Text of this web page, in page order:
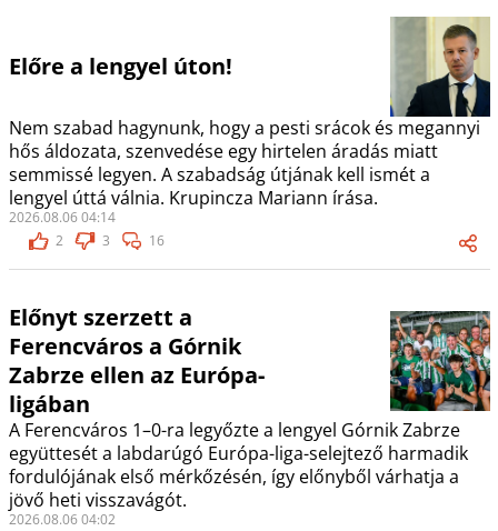
Előre a lengyel úton!
Nem szabad hagynunk, hogy a pesti srácok és megannyi
hős áldozata, szenvedése egy hirtelen áradás miatt
semmissé legyen. A szabadság útjának kell ismét a
lengyel úttá válnia. Krupincza Mariann írása.
2026.08.06 04:14
2
3 16
Előnyt szerzett a
Ferencváros a Górnik
Zabrze ellen az Európa-
ligában
A Ferencváros 1–0-ra legyőzte a lengyel Górnik Zabrze
együttesét a labdarúgó Európa-liga-selejtező harmadik
fordulójának első mérkőzésén, így előnyből várhatja a
jövő heti visszavágót.
2026.08.06 04:02